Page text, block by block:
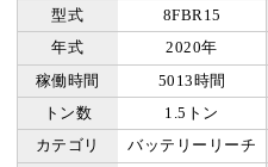
型式
8FBR15
年式
2020年
稼働時間
5013時間
トン数
1.5トン
カテゴリ
バッテリーリーチ